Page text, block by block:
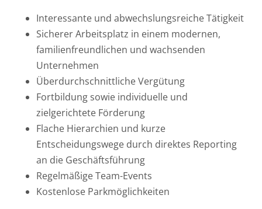
Interessante und abwechslungsreiche Tätigkeit
Sicherer Arbeitsplatz in einem modernen,
familienfreundlichen und wachsenden
Unternehmen
Überdurchschnittliche Vergütung
Fortbildung sowie individuelle und
zielgerichtete Förderung
Flache Hierarchien und kurze
Entscheidungswege durch direktes Reporting
an die Geschäftsführung
Regelmäßige Team-Events
Kostenlose Parkmöglichkeiten